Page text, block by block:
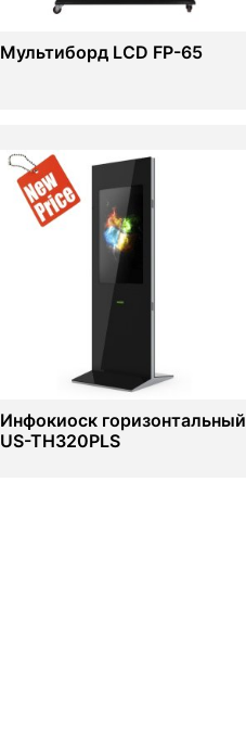
Мультиборд LCD FP-65
Инфокиоск горизонтальный
US-TH320PLS